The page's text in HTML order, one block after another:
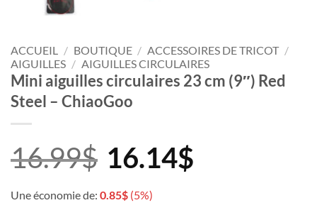
ACCUEIL / BOUTIQUE / ACCESSOIRES DE TRICOT /
AIGUILLES / AIGUILLES CIRCULAIRES
Mini aiguilles circulaires 23 cm (9″) Red
Steel – ChiaoGoo
16.99$ 16.14$
Une économie de: 0.85$ (5%)